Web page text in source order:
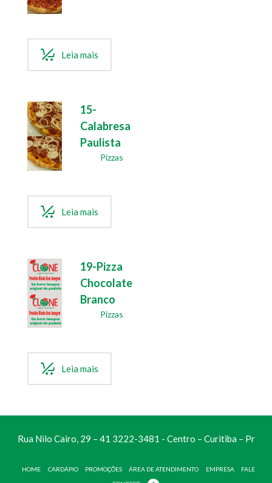
Leia mais
15-
Calabresa
Paulista
Pizzas
Leia mais
19-Pizza
Chocolate
Branco
Pizzas
Leia mais
Rua Nilo Cairo, 29 – 41 3222-3481 - Centro – Curitiba – Pr
HOME CARDÁPIO PROMOÇÕES ÁREA DE ATENDIMENTO EMPRESA
FALE